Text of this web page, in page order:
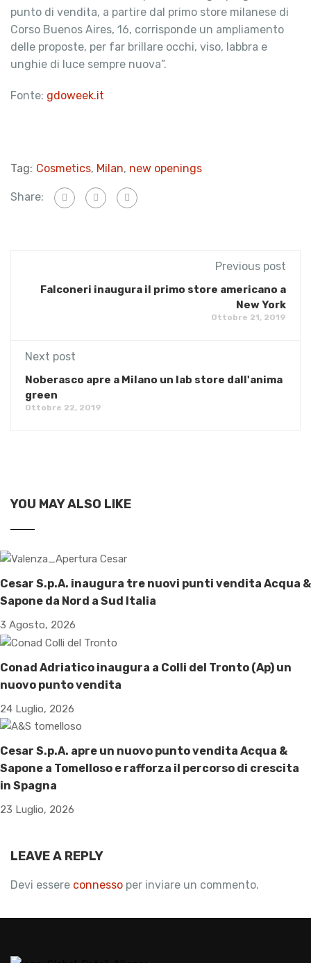
punto di vendita, a partire dal primo store milanese di
Corso Buenos Aires, 16, corrisponde un ampliamento
delle proposte, per far brillare occhi, viso, labbra e
unghie di luce sempre nuova”.
Fonte: gdoweek.it
Tag: Cosmetics, Milan, new openings
Share:
Previous post
Falconeri inaugura il primo store americano a
New York
Ottobre 21, 2019
Next post
Noberasco apre a Milano un lab store dall'anima
green
Ottobre 22, 2019
YOU MAY ALSO LIKE
Cesar S.p.A. inaugura tre nuovi punti vendita Acqua &
Sapone da Nord a Sud Italia
3 Agosto, 2026
Conad Adriatico inaugura a Colli del Tronto (Ap) un
nuovo punto vendita
24 Luglio, 2026
Cesar S.p.A. apre un nuovo punto vendita Acqua &
Sapone a Tomelloso e rafforza il percorso di crescita
in Spagna
23 Luglio, 2026
LEAVE A REPLY
Devi essere connesso per inviare un commento.